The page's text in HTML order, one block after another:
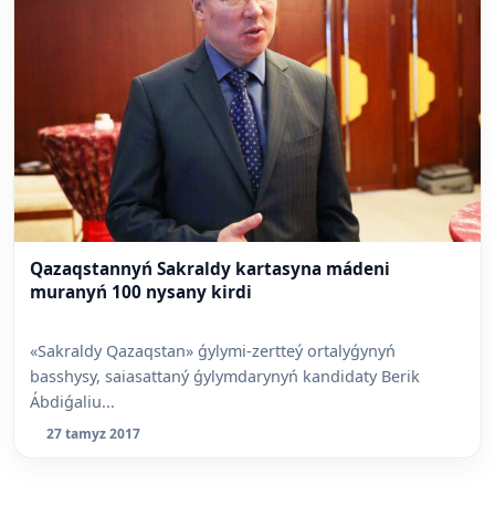
Qazaqstannyń Sakraldy kartasyna mádeni
muranyń 100 nysany kirdi
«Sakraldy Qazaqstan» ǵylymi-zertteý ortalyǵynyń
basshysy, saiasattaný ǵylymdarynyń kandidaty Berik
Ábdiǵaliu...
27 tamyz 2017